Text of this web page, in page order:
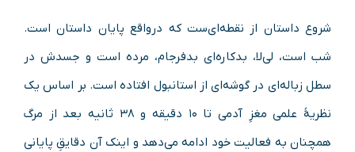
شروع داستان از نقطه‌ای‌ست که درواقع پایان داستان است.
شب است، لی‌لا،‌ بدکاره‌ای بدفرجام، مرده است و جسدش در
سطل زباله‌ای در گوشه‌ای از استانبول افتاده است. بر اساس یک
نظریۀ علمی مغزِ آدمی تا ۱۰ دقیقه و ۳۸ ثانیه بعد از مرگ
همچنان به فعالیت خود ادامه می‌دهد و اینک آن دقایقِ پایانی